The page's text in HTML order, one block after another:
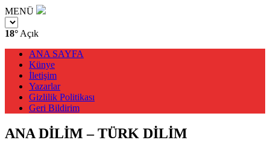
MENÜ
18° Açık
ANA SAYFA
Künye
İletişim
Yazarlar
Gizlilik Politikası
Geri Bildirim
ANA DİLİM – TÜRK DİLİM